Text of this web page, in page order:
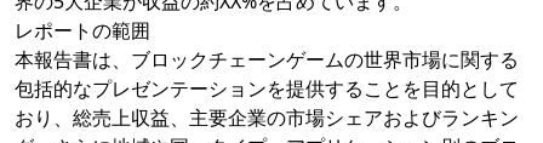
レポートの範囲
本報告書は、ブロックチェーンゲームの世界市場に関する
包括的なプレゼンテーションを提供することを目的として
おり、総売上収益、主要企業の市場シェアおよびランキン